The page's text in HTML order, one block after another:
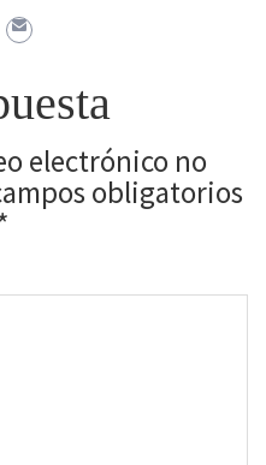
electrónico no
obligatorios